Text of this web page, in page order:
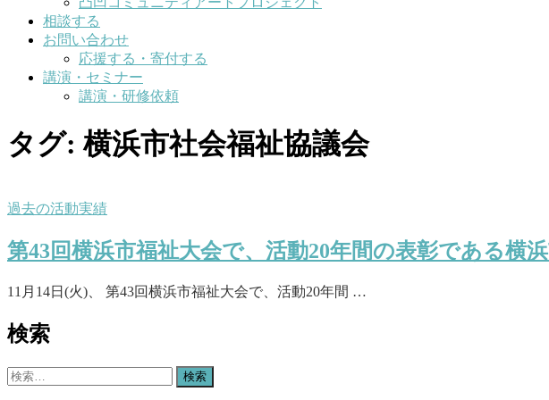
相談する
お問い合わせ
応援する・寄付する
講演・セミナー
講演・研修依頼
タグ:横浜市社会福祉協議会
過去の活動実績
第43回横浜市福祉大会で、活動20年間の表彰である横
11月14日(火)、 第43回横浜市福祉大会で、活動20年間 …
検索
検